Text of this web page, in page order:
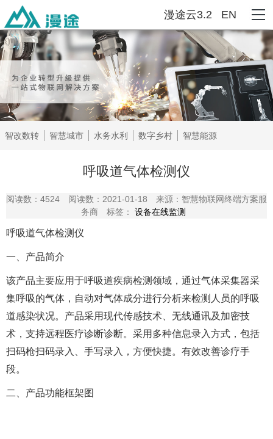
EN
漫途云3.2
智改数转 智慧城市 水务水利 数字乡村 智慧能源
呼吸道气体检测仪
阅读数：4524 阅读数：2021-01-18
来源：智慧物联网终端方案服
务商
标签： 设备在线监测
呼吸道气体检测仪
一、 产品简介
该产品主要应用于呼吸道疾病检测领域，通过气体采集器采
集呼吸的气体，自动对气体成分进行分析来检测人员的呼吸
道感染状况。产品采用现代传感技术、无线通讯及加密技
术，支持远程医疗诊断诊断。采用多种信息录入方式，包括
扫码枪扫码录入、手写录入，方便快捷。有效改善诊疗手
段。
二、产品功能框架图